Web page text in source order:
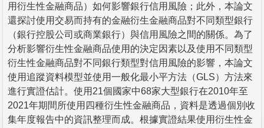
用衍生性金融商品）如何影響銀行信用風險；此外，本論文
還探討使用交易而持有的金融衍生金融商品對不同類型銀行
（銀行控股公司或商業銀行）與信用風險之間的關係。為了
分析影響衍生性金融商品使用的決定因素以及使用不同類型
衍生性金融商品對不同銀行類型對信用風險的影響，本論文
使用追蹤資料模型並使用一般化最小平方法（GLS）方法來
進行實證估計。使用21個國家中68家大型銀行在2010年至
2021年期間所使用四種衍生性金融商品，資料是透過個別收
集年度報告中的資訊整理而成。根據實證結果使用衍生性金